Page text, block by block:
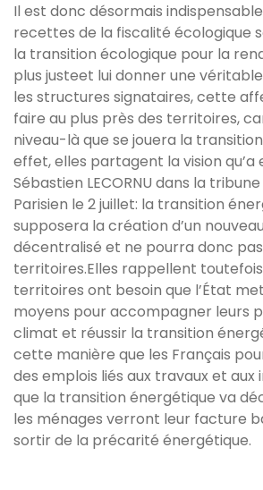
Il est donc désormais
recettes de la fiscalité écologique
la transition écologique pour la
plus justeet lui donner une
les structures signataires, cette
faire au plus près des territoires,
niveau-là que se jouera la
effet, elles partagent la vision qu’a
Sébastien LECORNU dans la
Parisien le 2 juillet: la transition
supposera la création d’un
décentralisé et ne pourra donc
territoires.Elles rappellent
territoires ont besoin que l’État
moyens pour accompagner leurs
climat et réussir la transition
cette manière que les Français
des emplois liés aux travaux et aux
que la transition énergétique va
les ménages verront leur facture
sortir de la précarité énergétique.